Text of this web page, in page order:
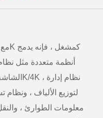
أنظمة متعددة مثل
معلومات الطوارئ ،